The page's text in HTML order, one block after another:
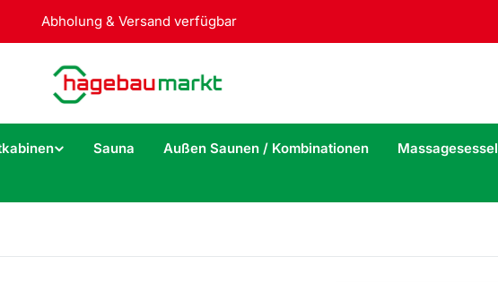
Abholung & Versand verfügbar
Sauna Außen Saunen / Kombinationen Massagesessel